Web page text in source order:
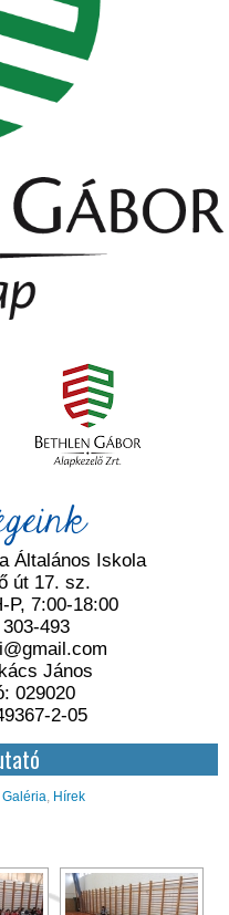
Általános Iskola
út 17. sz.
P, 7:00-18:00
493
János
029020
2-05
Galéria Hírek